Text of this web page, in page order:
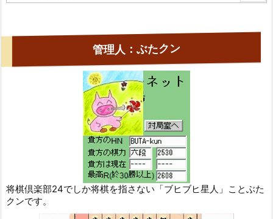
管理人：ぶたクン
将棋倶楽部24でしか将棋を指さない「ブヒブヒ星人」ことぶた
クンです。